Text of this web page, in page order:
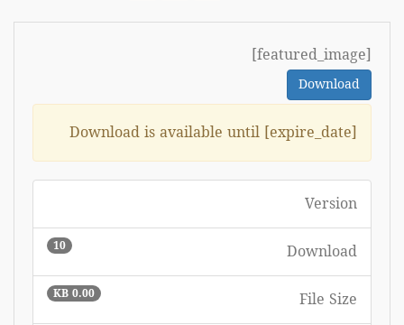
[featured_image]
Download
Download is available until [expire_date]
Version
Download
10
File Size
0.00 KB